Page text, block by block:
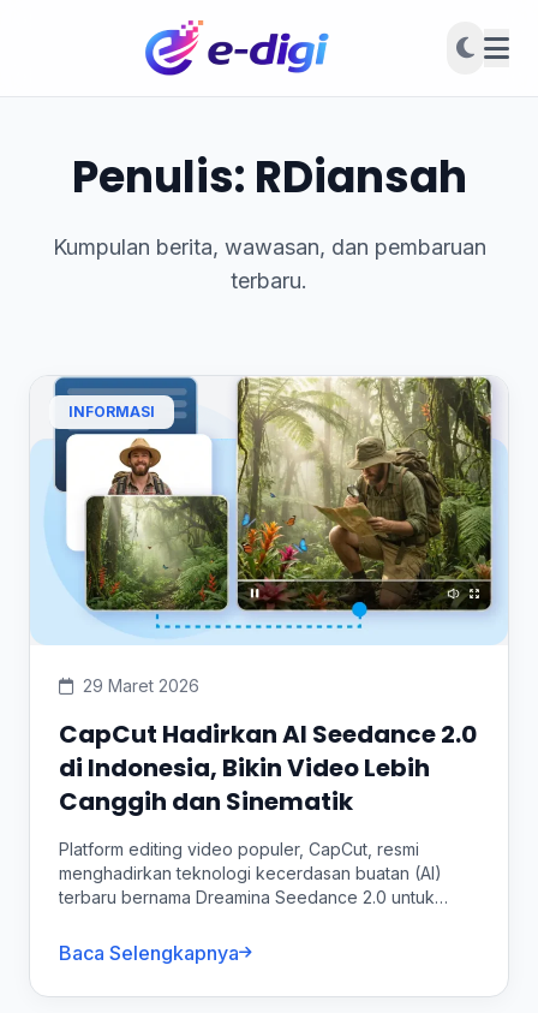
Penulis: RDiansah
Kumpulan berita, wawasan, dan pembaruan
terbaru.
INFORMASI
29 Maret 2026
CapCut Hadirkan AI Seedance 2.0
di Indonesia, Bikin Video Lebih
Canggih dan Sinematik
Platform editing video populer, CapCut, resmi
menghadirkan teknologi kecerdasan buatan (AI)
terbaru bernama Dreamina Seedance 2.0 untuk
Baca Selengkapnya